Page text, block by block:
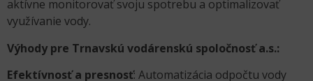
aktívne monitorovať svoju spotrebu a optimalizovať
využívanie vody.
Výhody pre Trnavskú vodárenskú spoločnosť a.s.:
Efektívnosť a presnosť: Automatizácia odpočtu vody